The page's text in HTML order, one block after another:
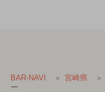
BAR-NAVI 宮崎県
ー